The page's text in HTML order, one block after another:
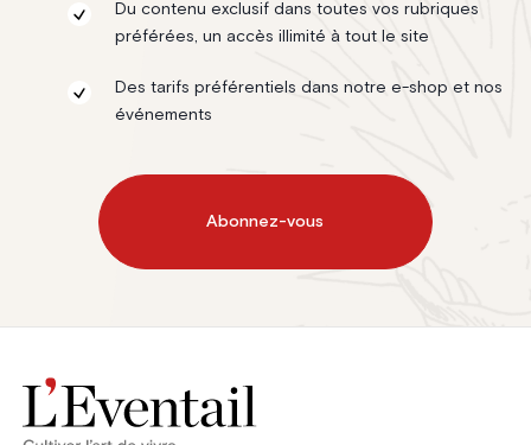
Du contenu exclusif dans toutes vos rubriques
préférées, un accès illimité à tout le site
Des tarifs préférentiels dans notre e-shop et nos
événements
Abonnez-vous